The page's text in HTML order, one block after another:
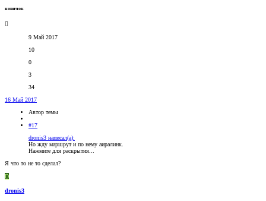
новичок
9 Май 2017
10
0
3
34
16 Май 2017
Автор темы
#17
dronis3 написал(а):
Но жду маршрут и по нему аиралинк.
Нажмите для раскрытия...
Я что то не то сделал?
D
dronis3